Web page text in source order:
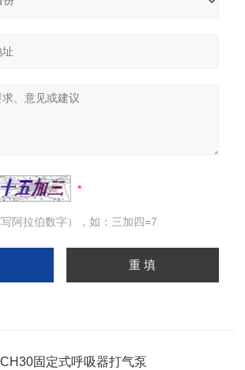
阿拉伯数字），如：三加四=7
固定式呼吸器打气泵